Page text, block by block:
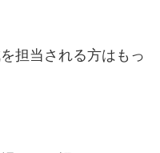
担当される方はもっ